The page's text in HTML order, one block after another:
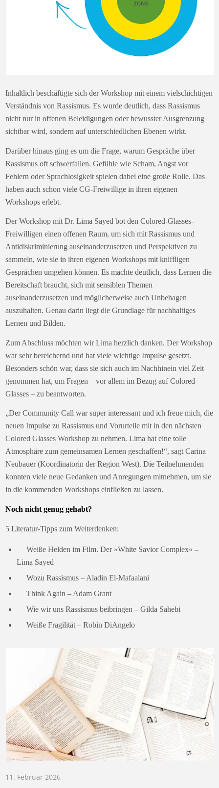
Inhaltlich beschäftigte sich der Workshop mit einem vielschichtigen
Verständnis von Rassismus. Es wurde deutlich, dass Rassismus
nicht nur in offenen Beleidigungen oder bewusster Ausgrenzung
sichtbar wird, sondern auf unterschiedlichen Ebenen wirkt.
Darüber hinaus ging es um die Frage, warum Gespräche über
Rassismus oft schwerfallen. Gefühle wie Scham, Angst vor
Fehlern oder Sprachlosigkeit spielen dabei eine große Rolle. Das
haben auch schon viele CG-Freiwillige in ihren eigenen
Workshops erlebt.
Der Workshop mit Dr. Lima Sayed bot den Colored-Glasses-
Freiwilligen einen offenen Raum, um sich mit Rassismus und
Antidiskriminierung auseinanderzusetzen und Perspektiven zu
sammeln, wie sie in ihren eigenen Workshops mit kniffligen
Gesprächen umgehen können. Es machte deutlich, dass Lernen die
Bereitschaft braucht, sich mit sensiblen Themen
auseinanderzusetzen und möglicherweise auch Unbehagen
auszuhalten. Genau darin liegt die Grundlage für nachhaltiges
Lernen und Bilden.
Zum Abschluss möchten wir Lima herzlich danken. Der Workshop
war sehr bereichernd und hat viele wichtige Impulse gesetzt.
Besonders schön war, dass sie sich auch im Nachhinein viel Zeit
genommen hat, um Fragen – vor allem im Bezug auf Colored
Glasses – zu beantworten.
„Der Community Call war super interessant und ich freue mich, die
neuen Impulse zu Rassismus und Vorurteile mit in den nächsten
Colored Glasses Workshop zu nehmen. Lima hat eine tolle
Atmosphäre zum gemeinsamen Lernen geschaffen!“, sagt Carina
Neubauer (Koordinatorin der Region West). Die Teilnehmenden
konnten viele neue Gedanken und Anregungen mitnehmen, um sie
in die kommenden Workshops einfließen zu lassen.
Noch nicht genug gehabt?
5 Literatur-Tipps zum Weiterdenken:
Weiße Helden im Film. Der »White Savior Complex« –
Lima Sayed
Wozu Rassismus – Aladin El-Mafaalani
Think Again – Adam Grant
Wie wir uns Rassismus beibringen – Gilda Sahebi
Weiße Fragilität – Robin DiAngelo
11. Februar 2026